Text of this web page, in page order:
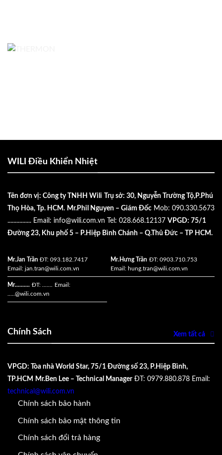
WILI Điều Khiển Nhiệt
Tên đơn vị: Công ty TNHH Wili
Trụ sở: 30, Nguyễn Trường Tộ,P.Phú
Thọ Hòa, Tp. HCM. Mr.Phil Nguyen – Giám Đốc Mob: 090.330.5673
................ Email: info@wili.com.vn Tel: 028.668.12137 VPGD: 75/1
Đường 23, Khu phố 5 – P.Hiệp Bình Chánh – Q.Thủ Đức – TP HCM.
Mr.Jan Trần ĐT: 093.182.7417
Email: jan.tran@wili.com.vn
Mr.Hưng Trần ĐT: 0903.710.753
Email: hung.tran@wili.com.vn
Mr.......... ĐT: ....... Email:
.....@wili.com.vn
Chính Sách Xem tất cả
VPGD: Tòa nhà World Star, 75/1 Đường số 23, P.Hiệp Bình,
TP.HCM Mr.Ben Lee – Technical Manager ĐT: 0979.880.878 Email:
technical@wili.com.vn
Chính sách bảo hành
Chính sách bảo mật thông tin
Chính sách đổi trả hàng